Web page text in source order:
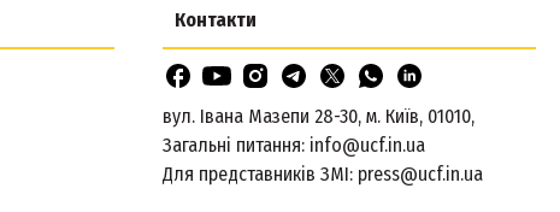
Контакти
вул. Івана Мазепи 28-30, м. Київ, 01010,
Загальні питання: info@ucf.in.ua
Для представників ЗМІ: press@ucf.in.ua